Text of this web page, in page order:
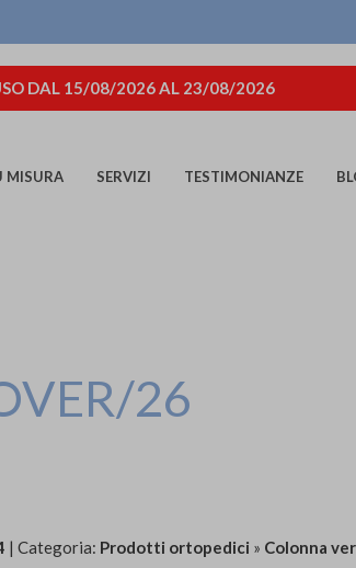
DAL 15/08/2026 AL 23/08/2026
MISURA SERVIZI TESTIMONIANZE
26
| Categoria: Prodotti ortopedici » Colonna